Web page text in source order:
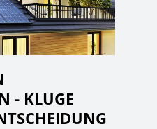
- KLUGE